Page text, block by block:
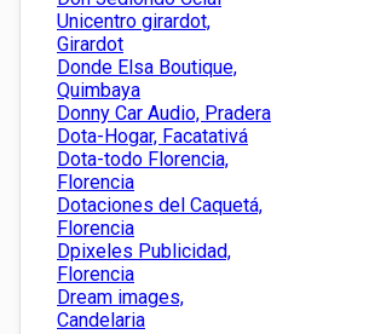
Unicentro girardot,
Girardot
Donde Elsa Boutique,
Quimbaya
Donny Car Audio, Pradera
Dota-Hogar, Facatativá
Dota-todo Florencia,
Florencia
Dotaciones del Caquetá,
Florencia
Dpixeles Publicidad,
Florencia
Dream images,
Candelaria